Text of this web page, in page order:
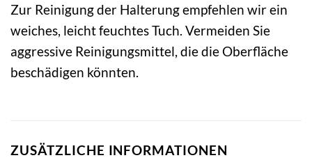
Zur Reinigung der Halterung empfehlen wir ein
weiches, leicht feuchtes Tuch. Vermeiden Sie
aggressive Reinigungsmittel, die die Oberfläche
beschädigen könnten.
ZUSÄTZLICHE INFORMATIONEN